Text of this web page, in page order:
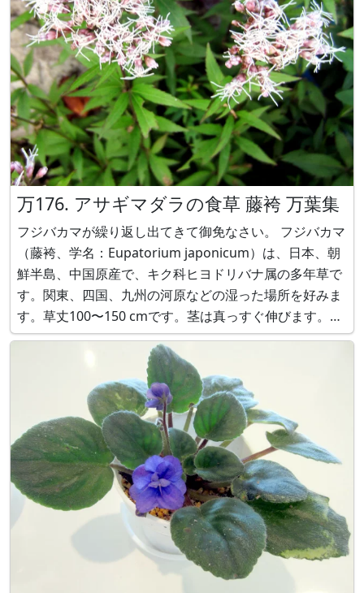
万176. アサギマダラの食草 藤袴 万葉集
フジバカマが繰り返し出てきて御免なさい。 フジバカマ
（藤袴、学名：Eupatorium japonicum）は、日本、朝
鮮半島、中国原産で、キク科ヒヨドリバナ属の多年草で
す。関東、四国、九州の河原などの湿った場所を好みま
す。草丈100〜150 cmです。茎は真っすぐ伸びます。葉
は3裂し、葉に腺点がありません。葉は枝に対生して付
きます。夏から秋、散房花序を伸ばし、薄紅色の花を咲
かせます。直径0.5